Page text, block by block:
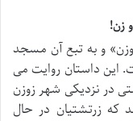
زن!
و به تبع آن مسجد
این داستان روایت می
در نزدیکی شهر زوزن
که زرتشتیان در حال